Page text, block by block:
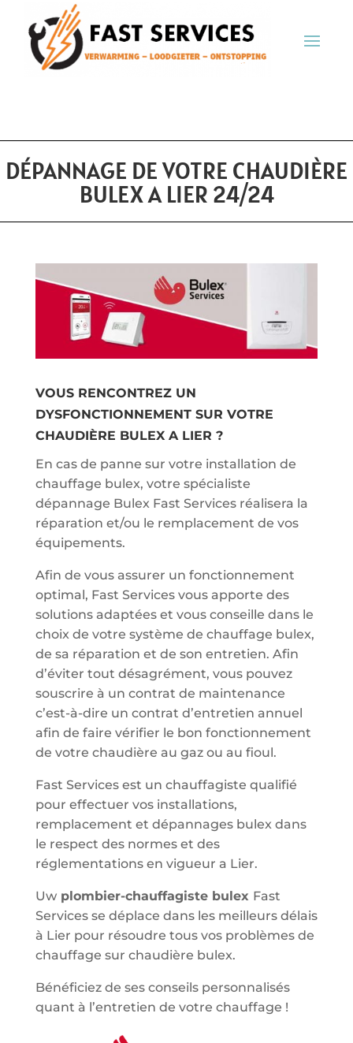
DÉPANNAGE DE VOTRE CHAUDIÈRE
BULEX A LIER 24/24
VOUS RENCONTREZ UN
DYSFONCTIONNEMENT SUR VOTRE
CHAUDIÈRE BULEX A LIER ?
En cas de panne sur votre installation de
chauffage bulex, votre spécialiste
dépannage Bulex Fast Services réalisera la
réparation et/ou le remplacement de vos
équipements.
Afin de vous assurer un fonctionnement
optimal, Fast Services vous apporte des
solutions adaptées et vous conseille dans le
choix de votre système de chauffage bulex,
de sa réparation et de son entretien. Afin
d’éviter tout désagrément, vous pouvez
souscrire à un contrat de maintenance
c’est-à-dire un contrat d’entretien annuel
afin de faire vérifier le bon fonctionnement
de votre chaudière au gaz ou au fioul.
Fast Services est un chauffagiste qualifié
pour effectuer vos installations,
remplacement et dépannages bulex dans
le respect des normes et des
réglementations en vigueur a Lier.
Uwplombier-chauffagiste bulex Fast
Services se déplace dans les meilleurs délais
à Lier pour résoudre tous vos problèmes de
chauffage sur chaudière bulex.
Bénéficiez de ses conseils personnalisés
quant à l’entretien de votre chauffage !